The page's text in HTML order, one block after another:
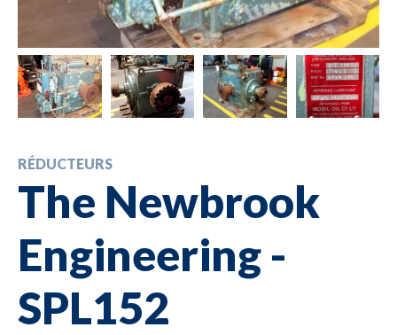
RÉDUCTEURS
The Newbrook
Engineering -
SPL152